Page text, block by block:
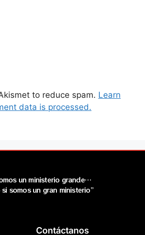
to reduce spam. Learn
data is processed.
un ministerio grande…
somos un gran ministerio”
Contáctanos